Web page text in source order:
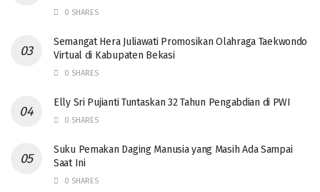
0 SHARES
Semangat Hera Juliawati Promosikan Olahraga Taekwondo
Virtual di Kabupaten Bekasi
0 SHARES
Elly Sri Pujianti Tuntaskan 32 Tahun Pengabdian di PWI
0 SHARES
‎Suku Pemakan Daging Manusia yang Masih Ada Sampai
Saat Ini
0 SHARES